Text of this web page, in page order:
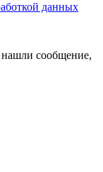
данных
сообщение,